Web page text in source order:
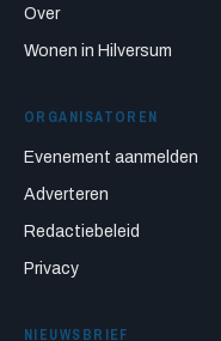
Over
Wonen in Hilversum
ORGANISATOREN
Evenement aanmelden
Adverteren
Redactiebeleid
Privacy
NIEUWSBRIEF